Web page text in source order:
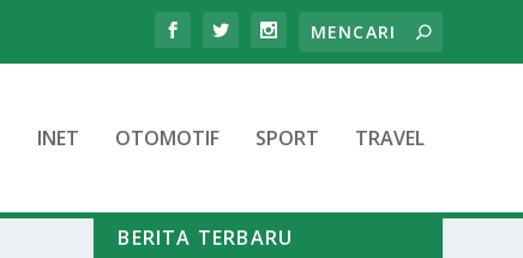
INET OTOMOTIF SPORT TRAVEL
BERITA TERBARU